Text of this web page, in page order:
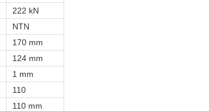
222 kN
NTN
170 mm
124 mm
1 mm
110
110 mm